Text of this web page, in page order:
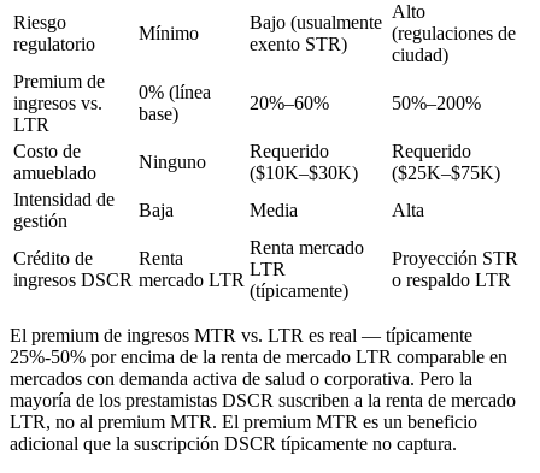
Riesgo
regulatorio
Mínimo
Bajo (usualmente
exento STR)
Alto
(regulaciones de
ciudad)
Premium de
ingresos vs.
LTR
0% (línea
base)
20%–60% 50%–200%
Costo de
amueblado
Ninguno
Requerido
($10K–$30K)
Requerido
($25K–$75K)
Intensidad de
gestión
Baja Media Alta
Crédito de
ingresos DSCR
Renta
mercado LTR
Renta mercado
LTR
(típicamente)
Proyección STR
o respaldo LTR
El premium de ingresos MTR vs. LTR es real — típicamente
25%-50% por encima de la renta de mercado LTR comparable en
mercados con demanda activa de salud o corporativa. Pero la
mayoría de los prestamistas DSCR suscriben a la renta de mercado
LTR, no al premium MTR. El premium MTR es un beneficio
adicional que la suscripción DSCR típicamente no captura.